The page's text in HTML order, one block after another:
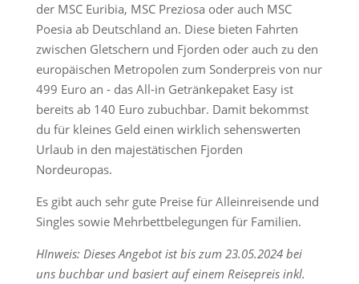
der MSC Euribia, MSC Preziosa oder auch MSC
Poesia ab Deutschland an. Diese bieten Fahrten
zwischen Gletschern und Fjorden oder auch zu den
europäischen Metropolen zum Sonderpreis von nur
499 Euro an - das All-in Getränkepaket Easy ist
bereits ab 140 Euro zubuchbar. Damit bekommst
du für kleines Geld einen wirklich sehenswerten
Urlaub in den majestätischen Fjorden
Nordeuropas.
Es gibt auch sehr gute Preise für Alleinreisende und
Singles sowie Mehrbettbelegungen für Familien.
HInweis: Dieses Angebot ist bis zum 23.05.2024 bei
uns buchbar und basiert auf einem Reisepreis inkl.